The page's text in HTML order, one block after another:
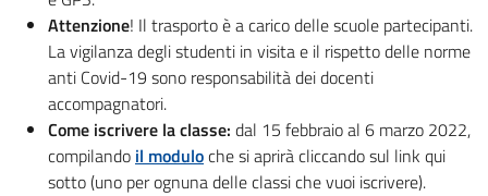
Attenzione! Il trasporto è a carico delle scuole partecipanti.
La vigilanza degli studenti in visita e il rispetto delle norme
anti Covid-19 sono responsabilità dei docenti
accompagnatori.
Come iscrivere la classe: dal 15 febbraio al 6 marzo 2022,
compilando il moduloche si aprirà cliccando sul link qui
sotto (uno per ognuna delle classi che vuoi iscrivere).